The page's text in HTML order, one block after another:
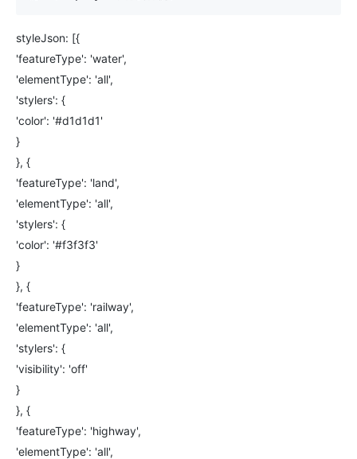
styleJson: [{
'featureType': 'water',
'elementType': 'all',
'stylers': {
'color': '#d1d1d1'
}
}, {
'featureType': 'land',
'elementType': 'all',
'stylers': {
'color': '#f3f3f3'
}
}, {
'featureType': 'railway',
'elementType': 'all',
'stylers': {
'visibility': 'off'
}
}, {
'featureType': 'highway',
'elementType': 'all',